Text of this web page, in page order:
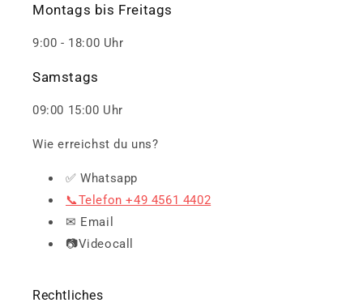
Montags bis Freitags
9:00 - 18:00 Uhr
Samstags
09:00 15:00 Uhr
Wie erreichst du uns?
✅ Whatsapp
📞Telefon +49 4561 4402
✉ Email
📷Videocall
Rechtliches